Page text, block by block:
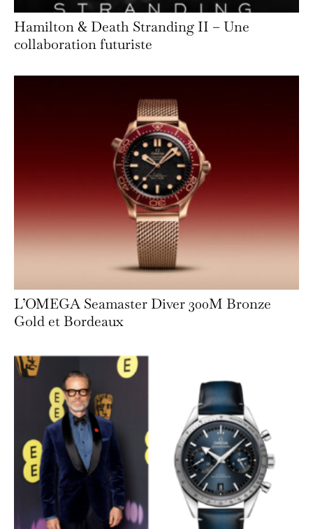
Hamilton & Death Stranding II – Une
collaboration futuriste
L’OMEGA Seamaster Diver 300M Bronze
Gold et Bordeaux